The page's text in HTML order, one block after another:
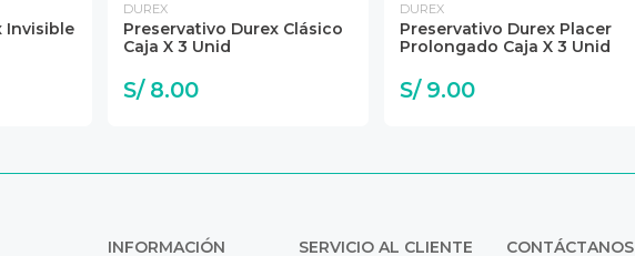
Invisible
DUREX
Preservativo Durex Clásico
Caja X 3 Unid
S/ 8.00
DUREX
Preservativo Durex Placer
Prolongado Caja X 3 Unid
S/ 9.00
INFORMACIÓN SERVICIO AL CLIENTE CONTÁCTANOS